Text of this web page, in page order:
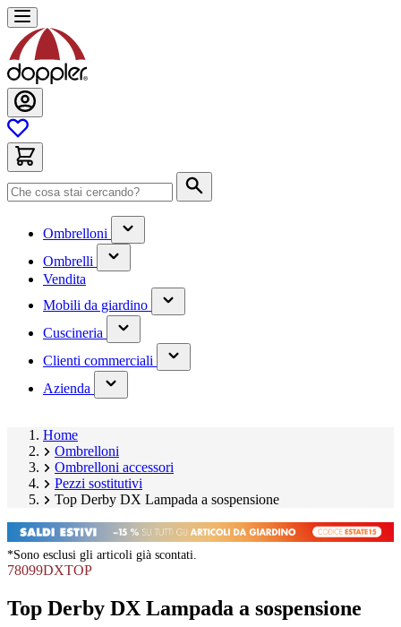
Salta
al
contenuto
Ombrelloni
(contiene
un
sottomenu)
Ombrelli
(contiene
un
Vendita
Mobili da giardino
(contiene
un
Cuscineria
(contiene
un
sottomenu)
Clienti commerciali
(has
submenu)
Azienda
(has
submenu)
Home
Ombrelloni
Ombrelloni accessori
Pezzi sostitutivi
Top Derby DX Lampada a sospensione
*Sono esclusi gli articoli già scontati.
78099DXTOP
Top Derby DX Lampada a sospensione